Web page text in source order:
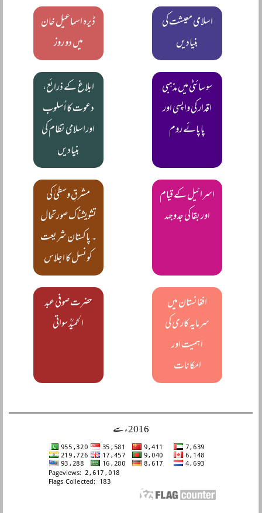
اسلامی معیشت کی
بنیادیں
ڈیرہ اسماعیل خان
میں دو روز
سوسائٹی میں مذہبی
اقدار کی واپسی اور
پاپائے روم
ابلاغ کے ذرائع،
دعوت کا اُسلوب
اوراسلامی نظام کی
بنیادیں
اسرائیل کے قیام
اور بقا کی جدوجہد
مشرقِ وسطیٰ کی
تشویشناک صورتحال
۔ پاکستان شریعت
کونسل کا اجلاس
افغانستان میں
سرمایہ کاری کی
اہمیت اور
امکانات
حضرت صوفی عبد
الحمیدؒ سواتی
2016ء سے